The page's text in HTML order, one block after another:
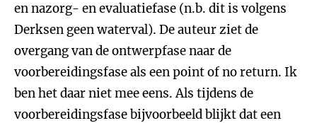
en nazorg- en evaluatiefase (n.b. dit is volgens
Derksen geen waterval). De auteur ziet de
overgang van de ontwerpfase naar de
voorbereidingsfase als een point of no return. Ik
ben het daar niet mee eens. Als tijdens de
voorbereidingsfase bijvoorbeeld blijkt dat een